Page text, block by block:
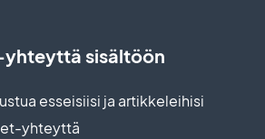
sisältöön
esseisiisi ja artikkeleihisi
yhteyttä